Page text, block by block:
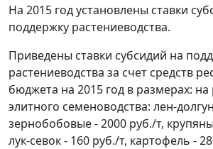
На 2015 год установлены ставки
поддержку растениеводства.
Приведены ставки субсидий на
растениеводства за счет средств
бюджета на 2015 год в размерах: на
элитного семеноводства: лен-
зернобобовые - 2000 руб./т,
лук-севок - 160 руб./т, картофель -